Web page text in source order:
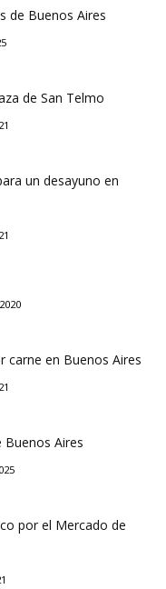
de Buenos Aires
de San Telmo
un desayuno en
carne en Buenos Aires
Buenos Aires
por el Mercado de